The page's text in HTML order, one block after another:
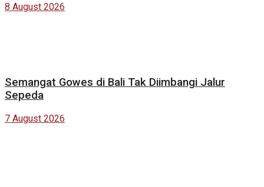
8 August 2026
Semangat Gowes di Bali Tak Diimbangi Jalur
Sepeda
7 August 2026